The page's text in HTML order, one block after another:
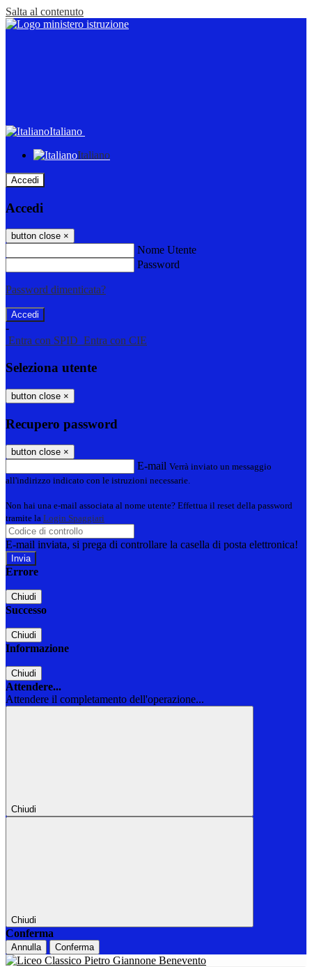
Salta al contenuto
Italiano
Italiano
Accedi
Accedi
button close ×
Nome Utente
Password
Password dimenticata?
-
Entra con SPID Entra con CIE
Seleziona utente
button close ×
Recupero password
button close ×
E-mail Verrà inviato un messaggio
all'indirizzo indicato con le istruzioni necessarie.
Non hai una e-mail associata al nome utente? Effettua il reset della password
tramite la Login Spaggiari
E-mail inviata, si prega di controllare la casella di posta elettronica!
Errore
Chiudi
Successo
Chiudi
Informazione
Chiudi
Attendere...
Attendere il completamento dell'operazione...
Chiudi
Chiudi
Conferma
Annulla Conferma